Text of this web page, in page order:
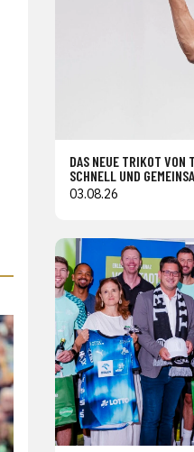
DAS NEUE TRIKOT VON
SCHNELL UND
03.08.26